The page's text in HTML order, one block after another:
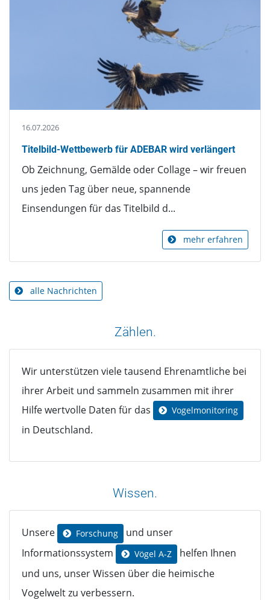
16.07.2026
Titelbild-Wettbewerb für ADEBAR wird verlängert
Ob Zeichnung, Gemälde oder Collage – wir freuen
uns jeden Tag über neue, spannende
Einsendungen für das Titelbild d...
mehr erfahren
alle Nachrichten
Zählen.
Wir unterstützen viele tausend Ehrenamtliche bei
ihrer Arbeit und sammeln zusammen mit ihrer
Hilfe wertvolle Daten für das
Vogelmonitoring
in Deutschland.
Wissen.
Unsere Forschung
und unser
Informationssystem
Vögel A-Z
helfen Ihnen
und uns, unser Wissen über die heimische
Vogelwelt zu verbessern.